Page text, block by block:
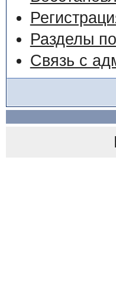
Разделы
Связь с